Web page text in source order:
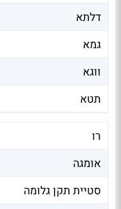
דלתא
גמא
ווגא
תטא
רו
אומגה
סטיית תקן גלומה